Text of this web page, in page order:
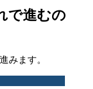
で進むの
みます。